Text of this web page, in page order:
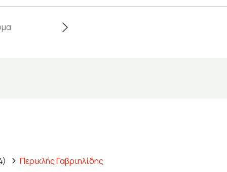
Περικλής Γαβριηλίδης